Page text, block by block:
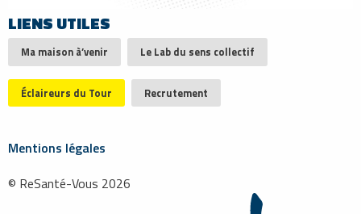
LIENS UTILES
Ma maison à’venir Le Lab du sens collectif
Éclaireurs du Tour Recrutement
Mentions légales
© ReSanté-Vous 2026